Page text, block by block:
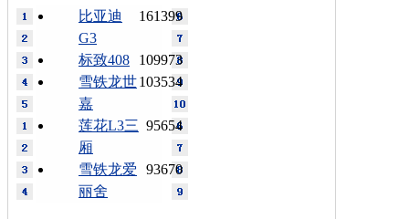
161399
比亚迪
G3
109973
标致408
103534
雪铁龙世
嘉
95654
莲花L3三
厢
93670
雪铁龙爱
丽舍